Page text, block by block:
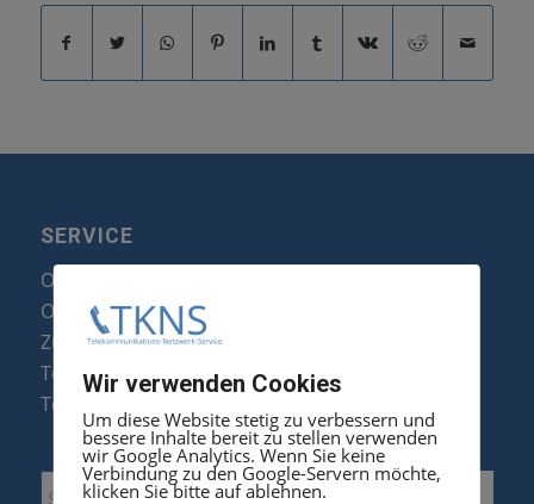
SERVICE
Optipoint Display Reparatur
Octophon F Display Reparatur
Zubehör & Ersatzteile
Telefonanlagen Optimierung
Telefonanlagen Erweiterung
Wir verwenden Cookies
Um diese Website stetig zu verbessern und
bessere Inhalte bereit zu stellen verwenden
wir Google Analytics. Wenn Sie keine
Verbindung zu den Google-Servern möchte,
klicken Sie bitte auf ablehnen.